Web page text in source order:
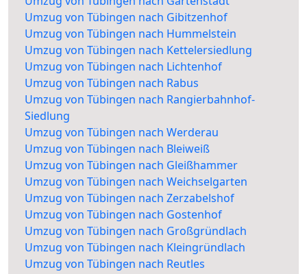
Umzug von Tübingen nach Gibitzenhof
Umzug von Tübingen nach Hummelstein
Umzug von Tübingen nach Kettelersiedlung
Umzug von Tübingen nach Lichtenhof
Umzug von Tübingen nach Rabus
Umzug von Tübingen nach Rangierbahnhof-
Siedlung
Umzug von Tübingen nach Werderau
Umzug von Tübingen nach Bleiweiß
Umzug von Tübingen nach Gleißhammer
Umzug von Tübingen nach Weichselgarten
Umzug von Tübingen nach Zerzabelshof
Umzug von Tübingen nach Gostenhof
Umzug von Tübingen nach Großgründlach
Umzug von Tübingen nach Kleingründlach
Umzug von Tübingen nach Reutles